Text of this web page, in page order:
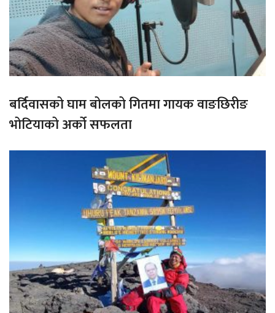
बर्दिवासको घाम बोलको गितमा गायक वाङछिरीङ
भोटियाको अर्को सफलता